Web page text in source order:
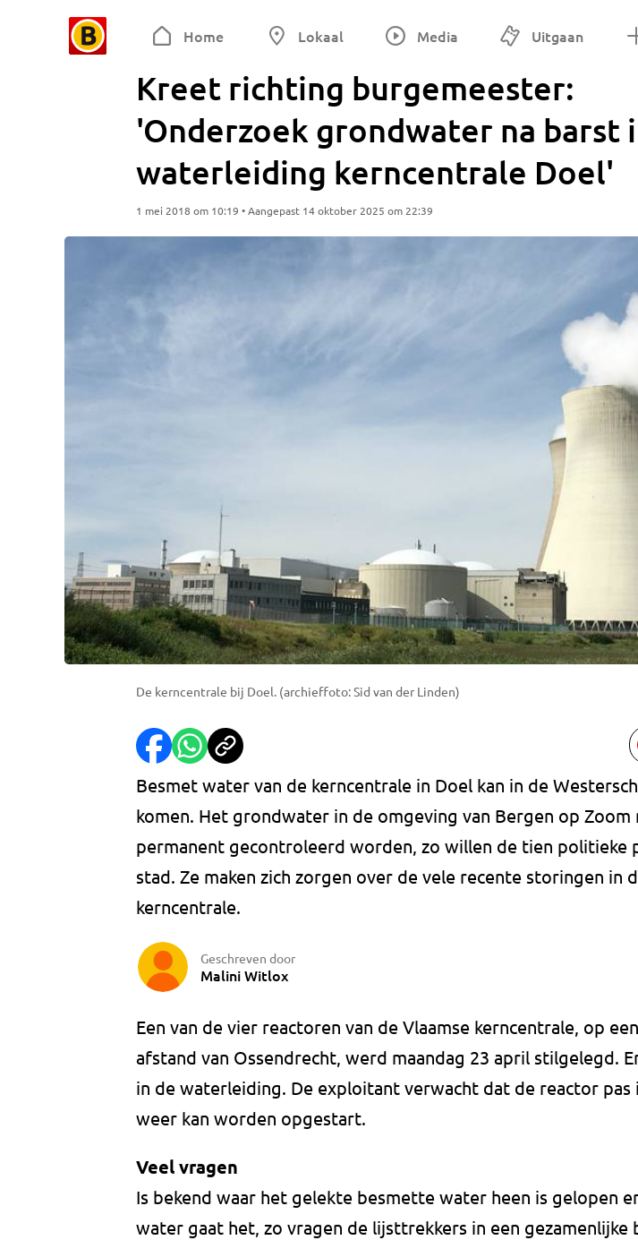
Home Lokaal Media Uitgaan
Kreet richting burgemeester:
'Onderzoek grondwater na barst
waterleiding kerncentrale Doel'
1 mei 2018 om 10:19 • Aangepast 14 oktober 2025 om 22:39
De kerncentrale bij Doel. (archieffoto: Sid van der Linden)
Besmet water van de kerncentrale in Doel kan in de
komen. Het grondwater in de omgeving van Bergen op Zoom
permanent gecontroleerd worden, zo willen de tien politieke
stad. Ze maken zich zorgen over de vele recente storingen in
kerncentrale.
Geschreven door
Malini Witlox
Een van de vier reactoren van de Vlaamse kerncentrale, op
afstand van Ossendrecht, werd maandag 23 april stilgelegd.
in de waterleiding. De exploitant verwacht dat de reactor
weer kan worden opgestart.
Veel vragen
Is bekend waar het gelekte besmette water heen is gelopen
water gaat het, zo vragen de lijsttrekkers in een gezamenlijke